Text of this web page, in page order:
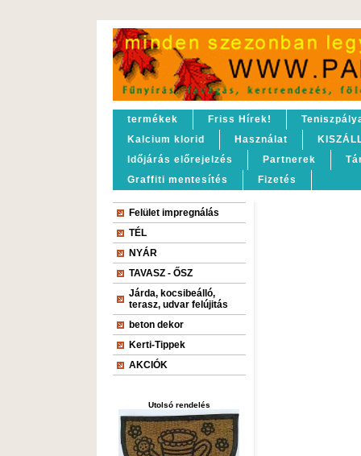
termékek Friss Hírek!
Kalcium klorid
Használat
Időjárás előrejelzés
Partnerek
Graffiti mentesítés
Fizetés
Felület impregnálás
TÉL
NYÁR
TAVASZ - ŐSZ
Járda, kocsibeálló,
terasz, udvar felújitás
beton dekor
Kerti-Tippek
AKCIÓK
Utolsó rendelés